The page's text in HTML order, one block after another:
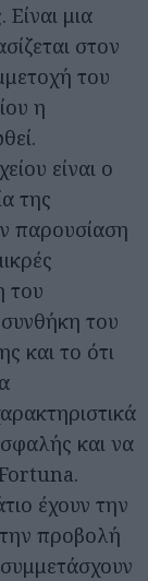
μια
στον
του
η
είναι ο
της
παρουσίαση
του
του
και το ότι
και να
έχουν την
προβολή